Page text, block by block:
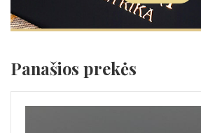
Panašios prekės